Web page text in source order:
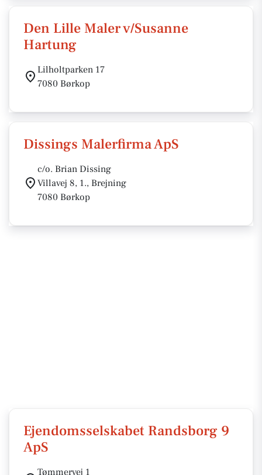
Den Lille Maler v/Susanne
Hartung
Lilholtparken 17
7080 Børkop
Dissings Malerfirma ApS
c/o. Brian Dissing
Villavej 8, 1., Brejning
7080 Børkop
Ejendomsselskabet Randsborg 9
ApS
Tømmervej 1